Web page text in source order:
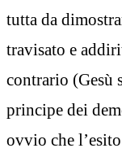
tutta da
travisato e
contrario (Gesù
principe dei
ovvio che